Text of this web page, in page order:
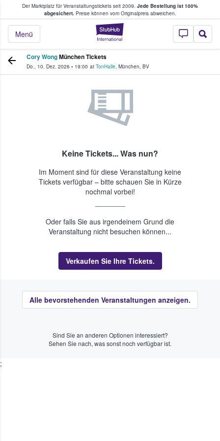
Der Marktplatz für Veranstaltungstickets seit 2009. Jede Bestellung ist 100%
abgesichert.Preise können vom Originalpreis abweichen.
StubHub - Wo
Menü
Tickets kaufen & verkaufen
Cory WongMünchen Tickets
Do., 10. Dez. 2026 • 19:00 at TonHalle, München, BV
Keine Tickets... Was nun?
Im Moment sind für diese Veranstaltung keine
Tickets verfügbar – bitte schauen Sie in Kürze
nochmal vorbei!
Oder falls Sie aus irgendeinem Grund die
Veranstaltung nicht besuchen können...
Verkaufen Sie Ihre Tickets.
Alle bevorstehenden Veranstaltungen anzeigen.
Sind Sie an anderen Optionen interessiert?
Sehen Sie nach, was sonst noch verfügbar ist.
;